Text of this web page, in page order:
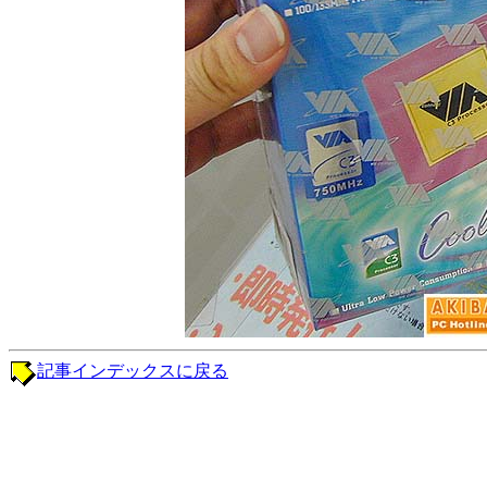
記事インデックスに戻る